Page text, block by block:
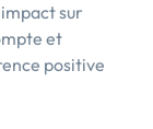
sur
et
positive